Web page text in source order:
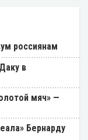
россиянам
в
мяч» —
Бернарду